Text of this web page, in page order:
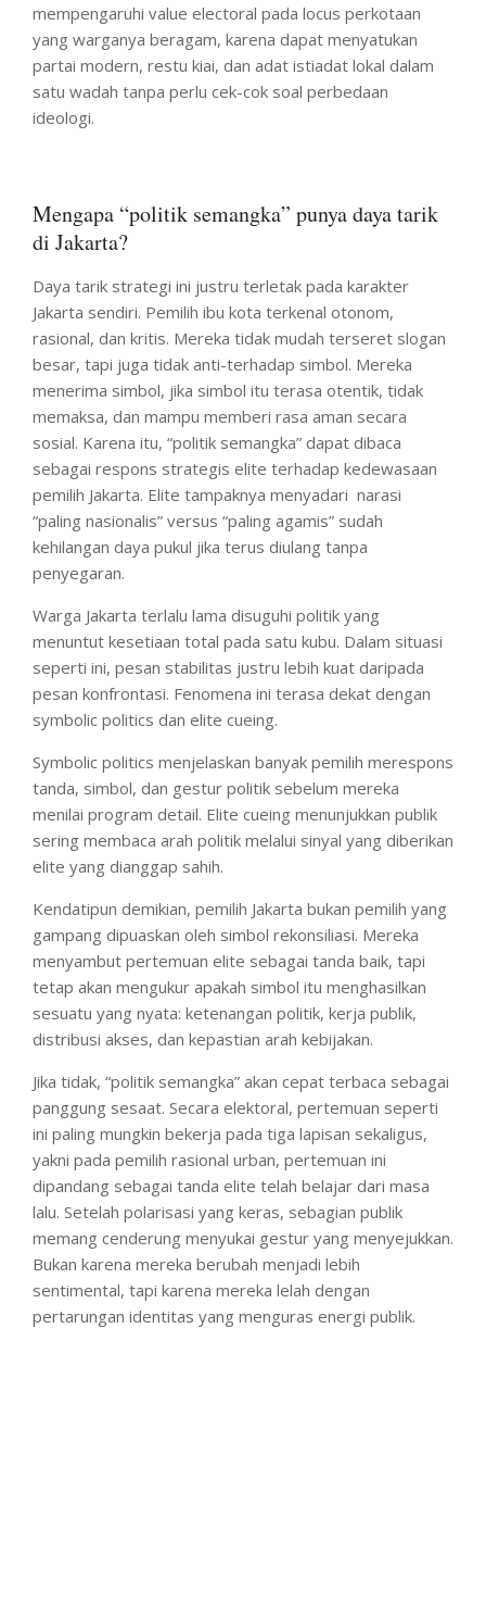
mempengaruhi value electoral pada locus perkotaan
yang warganya beragam, karena dapat menyatukan
partai modern, restu kiai, dan adat istiadat lokal dalam
satu wadah tanpa perlu cek-cok soal perbedaan
ideologi.
Mengapa “politik semangka” punya daya tarik
di Jakarta?
Daya tarik strategi ini justru terletak pada karakter
Jakarta sendiri. Pemilih ibu kota terkenal otonom,
rasional, dan kritis. Mereka tidak mudah terseret slogan
besar, tapi juga tidak anti-terhadap simbol. Mereka
menerima simbol, jika simbol itu terasa otentik, tidak
memaksa, dan mampu memberi rasa aman secara
sosial. Karena itu, “politik semangka” dapat dibaca
sebagai respons strategis elite terhadap kedewasaan
pemilih Jakarta. Elite tampaknya menyadari narasi
“paling nasionalis” versus “paling agamis” sudah
kehilangan daya pukul jika terus diulang tanpa
penyegaran.
Warga Jakarta terlalu lama disuguhi politik yang
menuntut kesetiaan total pada satu kubu. Dalam situasi
seperti ini, pesan stabilitas justru lebih kuat daripada
pesan konfrontasi. Fenomena ini terasa dekat dengan
symbolic politics dan elite cueing.
Symbolic politics menjelaskan banyak pemilih merespons
tanda, simbol, dan gestur politik sebelum mereka
menilai program detail. Elite cueing menunjukkan publik
sering membaca arah politik melalui sinyal yang diberikan
elite yang dianggap sahih.
Kendatipun demikian, pemilih Jakarta bukan pemilih yang
gampang dipuaskan oleh simbol rekonsiliasi. Mereka
menyambut pertemuan elite sebagai tanda baik, tapi
tetap akan mengukur apakah simbol itu menghasilkan
sesuatu yang nyata: ketenangan politik, kerja publik,
distribusi akses, dan kepastian arah kebijakan.
Jika tidak, “politik semangka” akan cepat terbaca sebagai
panggung sesaat. Secara elektoral, pertemuan seperti
ini paling mungkin bekerja pada tiga lapisan sekaligus,
yakni pada pemilih rasional urban, pertemuan ini
dipandang sebagai tanda elite telah belajar dari masa
lalu. Setelah polarisasi yang keras, sebagian publik
memang cenderung menyukai gestur yang menyejukkan.
Bukan karena mereka berubah menjadi lebih
sentimental, tapi karena mereka lelah dengan
pertarungan identitas yang menguras energi publik.